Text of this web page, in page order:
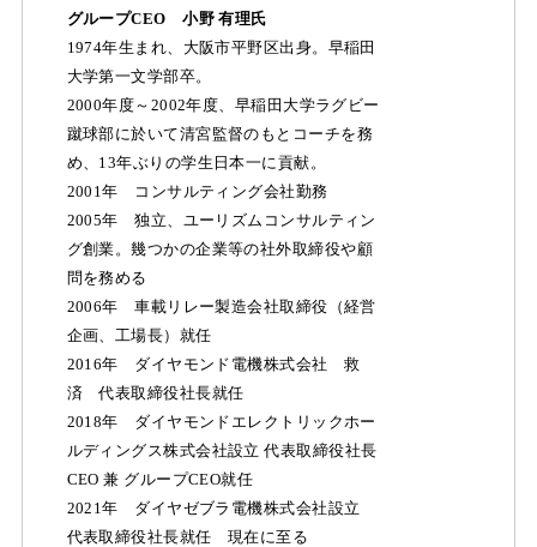
グループCEO 小野 有理氏
1974年生まれ、大阪市平野区出身。早稲田
大学第一文学部卒。
2000年度～2002年度、早稲田大学ラグビー
蹴球部に於いて清宮監督のもとコーチを務
め、13年ぶりの学生日本一に貢献。
2001年 コンサルティング会社勤務
2005年 独立、ユーリズムコンサルティン
グ創業。幾つかの企業等の社外取締役や顧
問を務める
2006年 車載リレー製造会社取締役（経営
企画、工場長）就任
2016年 ダイヤモンド電機株式会社 救
済 代表取締役社長就任
2018年 ダイヤモンドエレクトリックホー
ルディングス株式会社設立 代表取締役社長
CEO 兼 グループCEO就任
2021年 ダイヤゼブラ電機株式会社設立
代表取締役社長就任 現在に至る